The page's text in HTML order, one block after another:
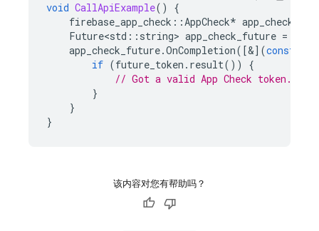
void CallApiExample()
{
firebase_app_check ::AppCheck* app_check
Future<std :: string> app_check_future =
app_check_future.OnCompletion([&](const
if (future_token . result())
{
// Got a valid App Check token.
}
}
}
该内容对您有帮助吗？